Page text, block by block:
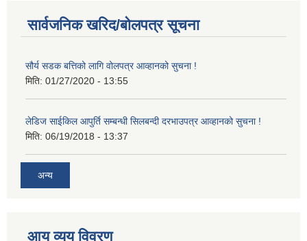
सार्वजनिक खरिद/बोलपत्र सूचना
सौर्य सडक बत्तिको लागि वोलपत्र आव्हानको सुचना !
मिति: 01/27/2020 - 13:55
लेडिज साईकिल आपुर्ति सम्बन्धी सिलबन्दी दरभाउपत्र आव्हानको सुचना !
मिति: 06/19/2018 - 13:37
अन्य
आय व्यय विवरण